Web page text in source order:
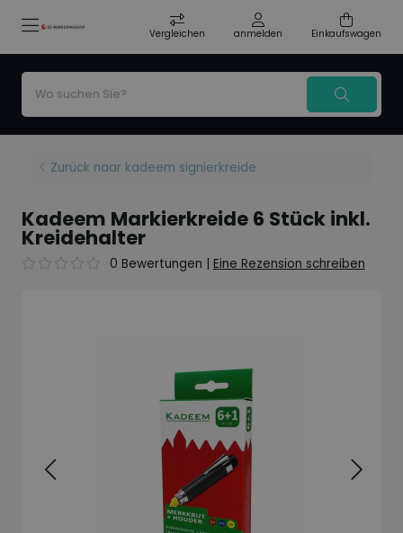
Vergleichen anmelden Einkaufswagen
Zurück naar kadeem signierkreide
Kadeem Markierkreide 6 Stück inkl.
Kreidehalter
0 Bewertungen | Eine Rezension schreiben